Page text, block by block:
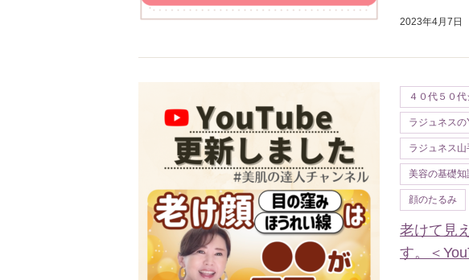
2023年4月7日
４０代５０
ラジュネスの
ラジュネス
美容の基礎知
顔のたるみ
老けて見
す。＜